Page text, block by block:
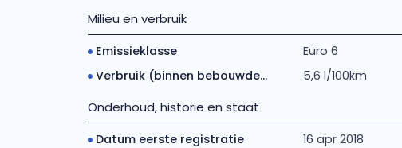
Milieu en verbruik
Emissieklasse Euro 6
Verbruik (binnen bebouwde...
5,6 l/100km
Onderhoud, historie en staat
Datum eerste registratie 16 apr 2018